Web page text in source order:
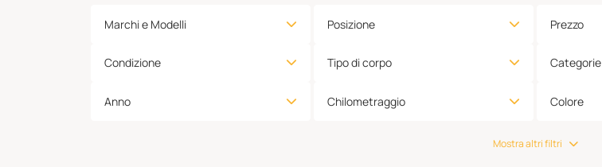
Marchi e Modelli
Condizione
Anno
Posizione
Tipo di corpo
Chilometraggio
Prezzo
Categorie
Colore
Mostra altri filtri